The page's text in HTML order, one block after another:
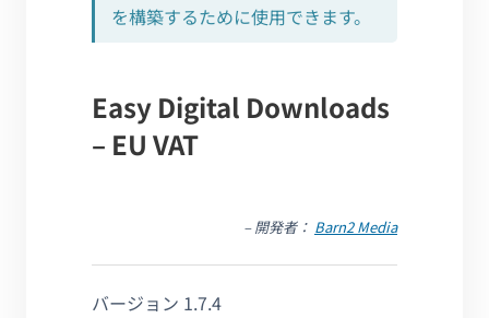
を構築するために使用できます。
Easy Digital Downloads
– EU VAT
– 開発者： Barn2 Media
バージョン 1.7.4